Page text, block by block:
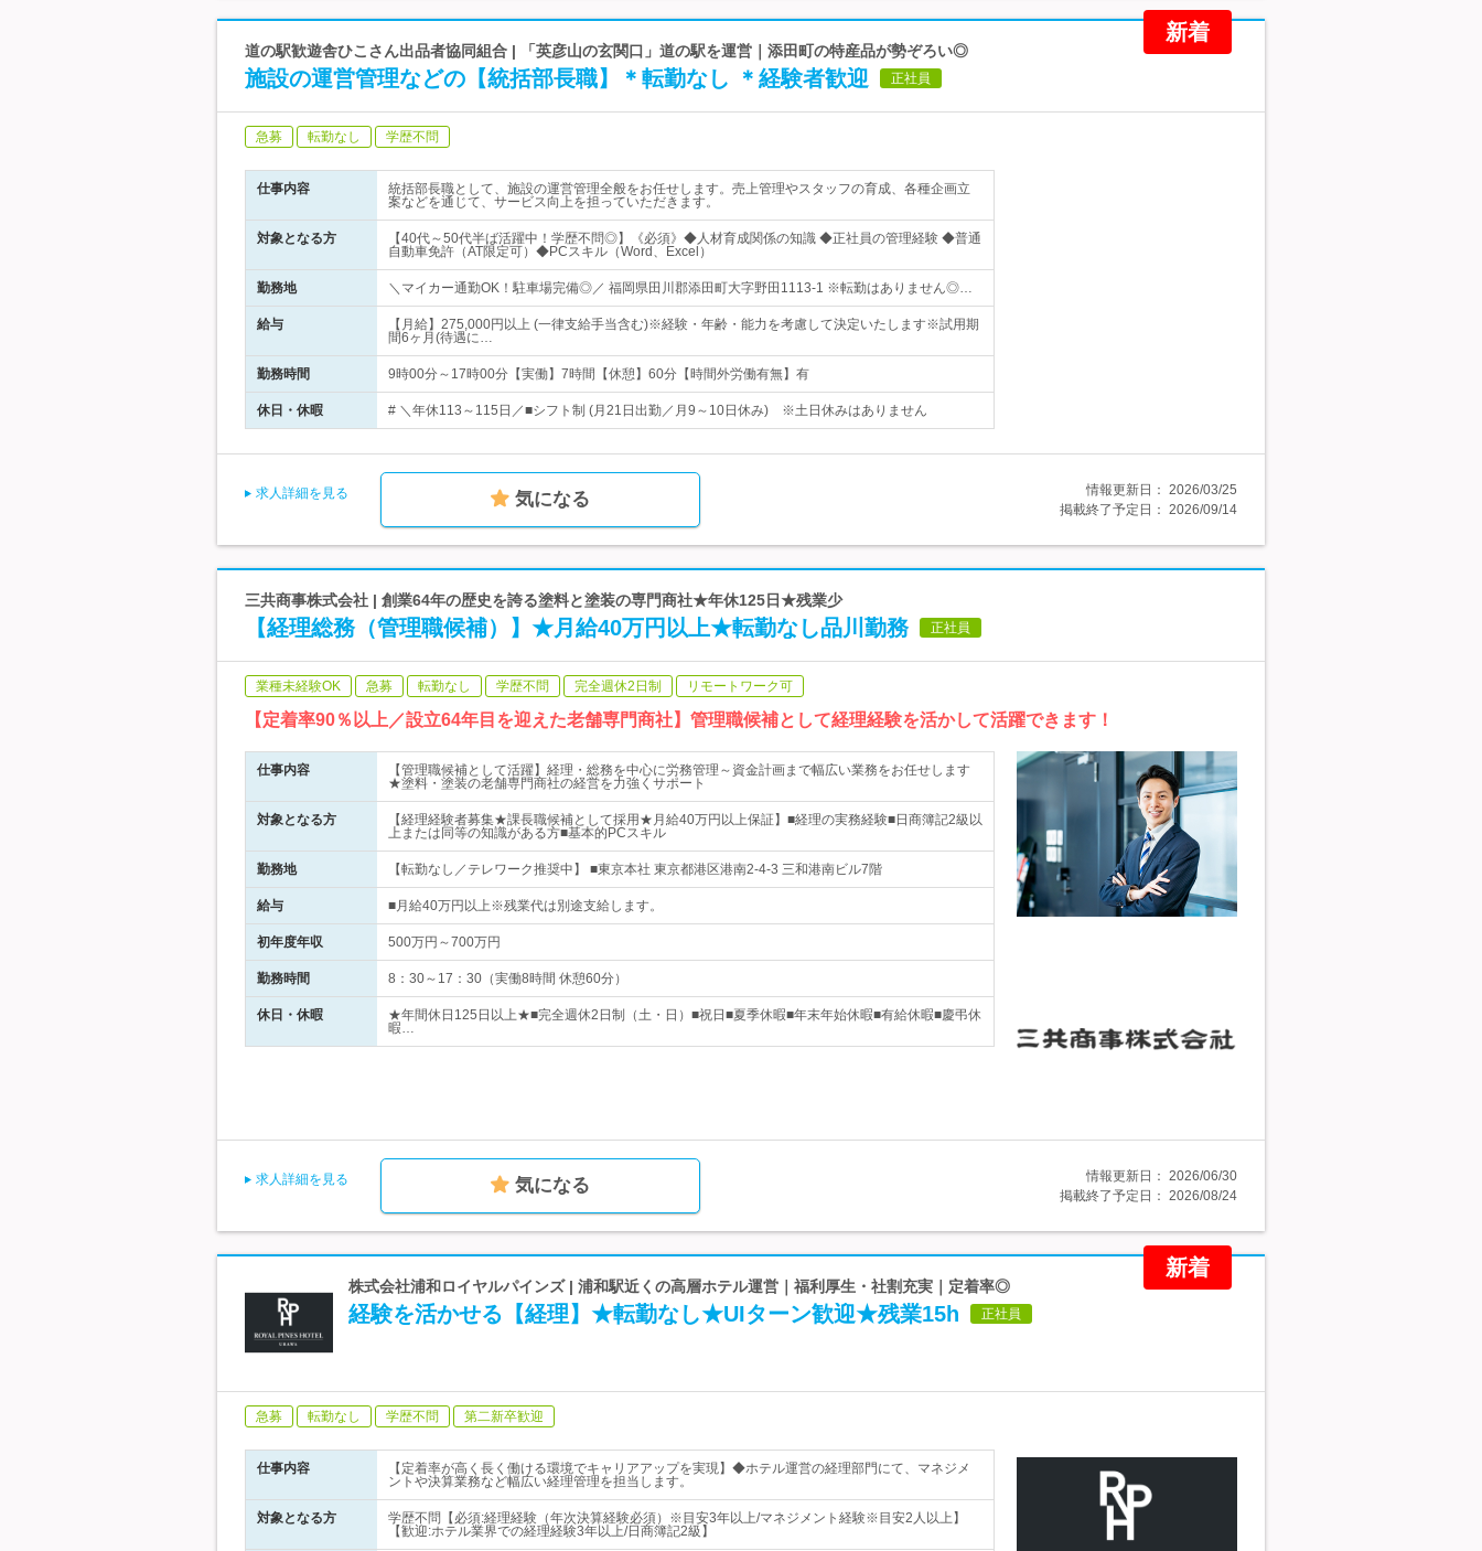
新着
道の駅歓遊舎ひこさん出品者協同組合 | 「英彦山の玄関口」道の駅を運営｜添田町の特産品が勢ぞろい◎
施設の運営管理などの【統括部長職】＊転勤なし ＊経験者歓迎 正社員
急募 転勤なし 学歴不問
仕事内容
統括部長職として、施設の運営管理全般をお任せします。売上管理やスタッフの育成、各種企画立
案などを通じて、サービス向上を担っていただきます。
対象となる方
【40代～50代半ば活躍中！学歴不問◎】《必須》◆人材育成関係の知識 ◆正社員の管理経験 ◆普通
自動車免許（AT限定可）◆PCスキル（Word、Excel）
勤務地 ＼マイカー通勤OK！駐車場完備◎／ 福岡県田川郡添田町大字野田1113-1 ※転勤はありません◎…
給与
【月給】275,000円以上 (一律支給手当含む)※経験・年齢・能力を考慮して決定いたします※試用期
間6ヶ月(待遇に…
勤務時間 9時00分～17時00分【実働】7時間【休憩】60分【時間外労働有無】有
休日・休暇 # ＼年休113～115日／■シフト制 (月21日出勤／月9～10日休み) ※土日休みはありません
求人詳細を見る 気になる 情報更新日： 2026/03/25
掲載終了予定日： 2026/09/14
三共商事株式会社 | 創業64年の歴史を誇る塗料と塗装の専門商社★年休125日★残業少
【経理総務（管理職候補）】★月給40万円以上★転勤なし品川勤務 正社員
業種未経験OK 急募 転勤なし 学歴不問 完全週休2日制 リモートワーク可
【定着率90％以上／設立64年目を迎えた老舗専門商社】管理職候補として経理経験を活かして活躍できます！
仕事内容
【管理職候補として活躍】経理・総務を中心に労務管理～資金計画まで幅広い業務をお任せします
★塗料・塗装の老舗専門商社の経営を力強くサポート
対象となる方
【経理経験者募集★課長職候補として採用★月給40万円以上保証】■経理の実務経験■日商簿記2級以
上または同等の知識がある方■基本的PCスキル
勤務地 【転勤なし／テレワーク推奨中】 ■東京本社 東京都港区港南2-4-3 三和港南ビル7階
給与 ■月給40万円以上※残業代は別途支給します。
初年度年収 500万円～700万円
勤務時間 8：30～17：30（実働8時間 休憩60分）
休日・休暇
★年間休日125日以上★■完全週休2日制（土・日）■祝日■夏季休暇■年末年始休暇■有給休暇■慶弔休
暇…
求人詳細を見る 気になる 情報更新日： 2026/06/30
掲載終了予定日： 2026/08/24
新着
株式会社浦和ロイヤルパインズ | 浦和駅近くの高層ホテル運営｜福利厚生・社割充実｜定着率◎
経験を活かせる【経理】★転勤なし★UIターン歓迎★残業15h 正社員
急募 転勤なし 学歴不問 第二新卒歓迎
仕事内容
【定着率が高く長く働ける環境でキャリアアップを実現】◆ホテル運営の経理部門にて、マネジメ
ントや決算業務など幅広い経理管理を担当します。
対象となる方
学歴不問【必須:経理経験（年次決算経験必須）※目安3年以上/マネジメント経験※目安2人以上】
【歓迎:ホテル業界での経理経験3年以上/日商簿記2級】